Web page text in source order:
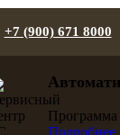
+7 (900) 671 8000
Подробнее